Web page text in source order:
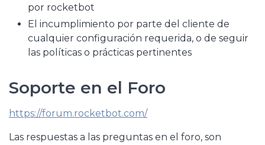
por rocketbot
El incumplimiento por parte del cliente de
cualquier configuración requerida, o de seguir
las políticas o prácticas pertinentes
Soporte en el Foro
https://forum.rocketbot.com/
Las respuestas a las preguntas en el foro, son